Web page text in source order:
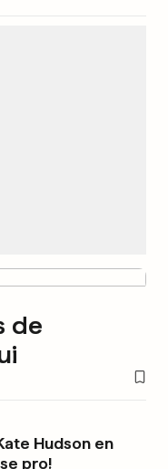
de
Hudson en
pro!